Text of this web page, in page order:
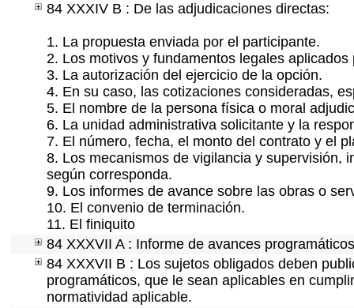
84 XXXIV B : De las adjudicaciones directas:
1. La propuesta enviada por el participante.
2. Los motivos y fundamentos legales
3. La autorización del ejercicio de la opción.
4. En su caso, las cotizaciones consideradas,
5. El nombre de la persona física o moral
6. La unidad administrativa solicitante y la
7. El número, fecha, el monto del contrato y el
8. Los mecanismos de vigilancia y supervisión,
según corresponda.
9. Los informes de avance sobre las obras o
10. El convenio de terminación.
11. El finiquito
84 XXXVII A : Informe de avances
84 XXXVII B : Los sujetos obligados deben
programáticos, que le sean aplicables en
normatividad aplicable.